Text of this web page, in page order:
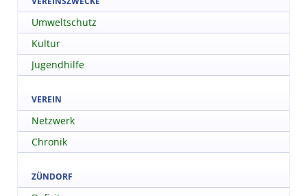
Umweltschutz
Kultur
Jugendhilfe
VEREIN
Netzwerk
Chronik
ZÜNDORF